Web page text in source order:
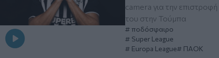
camera για την επιστροφή
του στην Τούμπα
ποδόσφαιρο
Super League
Europa League
ΠΑΟΚ